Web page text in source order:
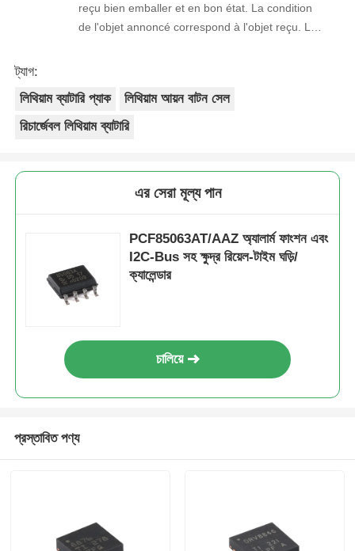
reçu bien emballer et en bon état. La condition
de l'objet annoncé correspond à l'objet reçu. Le
ট্যাগ:
লিথিয়াম ব্যাটারি প্যাক
লিথিয়াম আয়ন বাটন সেল
রিচার্জেবল লিথিয়াম ব্যাটারি
এর সেরা মূল্য পান
PCF85063AT/AAZ অ্যালার্ম ফাংশন এবং
I2C-Bus সহ ক্ষুদ্র রিয়েল-টাইম ঘড়ি/
ক্যালেন্ডার
চালিয়ে
প্রস্তাবিত পণ্য